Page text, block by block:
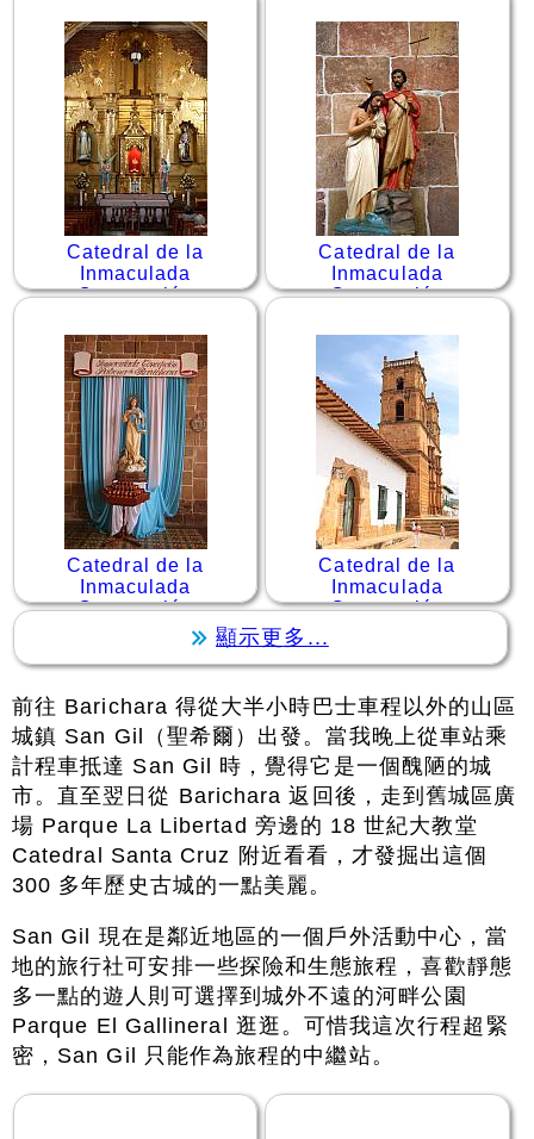
Catedral de la
Inmaculada
Concepción
Catedral de la
Inmaculada
Concepción
Catedral de la
Inmaculada
Concepción
Catedral de la
Inmaculada
Concepción
顯示更多...
前往 Barichara 得從大半小時巴士車程以外的山區
城鎮 San Gil（聖希爾）出發。當我晚上從車站乘
計程車抵達 San Gil 時，覺得它是一個醜陋的城
市。直至翌日從 Barichara 返回後，走到舊城區廣
場 Parque La Libertad 旁邊的 18 世紀大教堂
Catedral Santa Cruz 附近看看，才發掘出這個
300 多年歷史古城的一點美麗。
San Gil 現在是鄰近地區的一個戶外活動中心，當
地的旅行社可安排一些探險和生態旅程，喜歡靜態
多一點的遊人則可選擇到城外不遠的河畔公園
Parque El Gallineral 逛逛。可惜我這次行程超緊
密，San Gil 只能作為旅程的中繼站。